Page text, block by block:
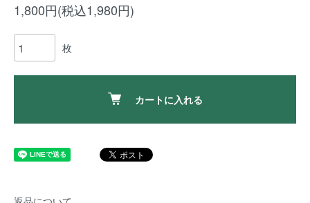
1,800円(税込1,980円)
枚
カートに入れる